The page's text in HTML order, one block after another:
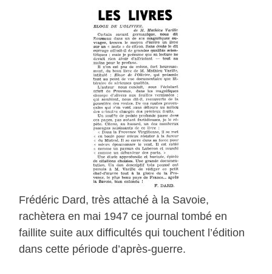
Frédéric Dard, très attaché à la Savoie,
rachètera en mai 1947 ce journal tombé en
faillite suite aux difficultés qui touchent l’édition
dans cette période d’après-guerre.